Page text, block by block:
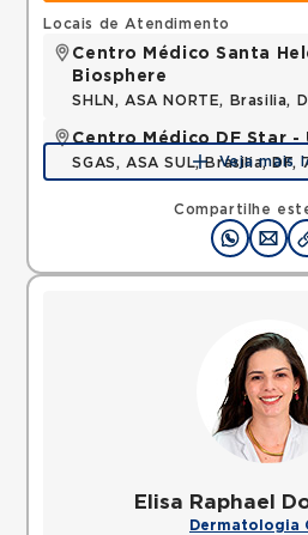
Compartilhe
Locais de Atendimento
Centro Médico Santa
Biosphere
SHLN, ASA NORTE, Brasilia,
Centro Médico DF Star -
SGAS, ASA SUL, Brasilia, DF,
Veja mais
Elisa Raphael
Dermatologia